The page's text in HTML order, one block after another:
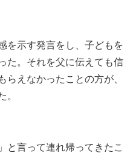
を示す発言をし、子どもを
た。それを父に伝えても信
らえなかったことの方が、
。
と言って連れ帰ってきたこ